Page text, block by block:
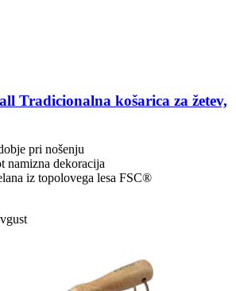
Tradicionalna košarica za žetev,
pri nošenju
namizna dekoracija
iz topolovega lesa FSC®